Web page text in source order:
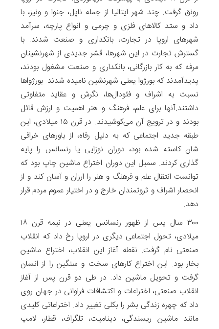
رونق گرفت. چند شهر ایتالیا از جمله ناپل، جنوا و ونیز، با
داد و ستد کالاهای فلزی و چرمی و انواع پارچه، سرآمد
شهرهای اروپا در تجارت، بانکداری و صنعت شدند. با
گسترش تجارت در این شهرها، قشر جدیدی از شهرنشینان
مرفه که به کار بازرگانی، بانکداری و صنعت مشغول بودند،
پدیدآمدند که بورژوا یعنی شهرنشین نامیده ‌شدند. بورژوا‌ها
نسبت به اشراف و فئودال‌ها، نگرش و عقاید متفاوتی
داشتند.آنها برای علم، فرهنگ و هنر اهمیت و ارزش قائل
بودند و در ترویج آن می‌کوشیدند. در قرن ۱۵ میلادی، این
طبقه جدید اجتماعی که به دلیل رفاه، از باورهای خرافی
شان کاسته شده بود، دوران نوزایی یا رنسانس را پایه
گذاری کردند. سمبل این دوران اختراع ماشین چاپ بود که
توانست انتقال علم و فرهنگ و هنر را ارزان و آسان کند و از
انحصار اشراف و ثروتمندان خارج و در اختیار عموم مردم قرار
دهد.
۳۰۰ سال پس از ظهور رنسانس یعنی در نیمه قرن ۱۸
میلادی، تحول اجتماعی دیگری در اروپا رخ داد که انقلاب
صنعتی نام گرفت. نقطه آغاز این انقلاب، اختراع ماشین
بخار بود. این اختراع کارهای سخت و سنگین را از انسان
گرفت و تحویل ماشین داد. در طی دو قرن پس از آغاز
انقلاب صنعتی، اختراعات و اکتشافات فراوانی در جهان روی
داد که چهره زندگی بشر را بکلی تغییر داد. اختراعاتی کلیدی
مانند ماشین ریسندگی، دینامیت، تلگراف، قطار، لامپ